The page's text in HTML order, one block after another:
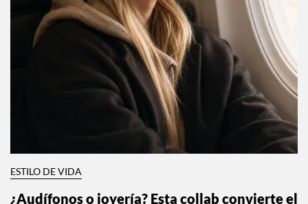
ESTILO DE VIDA
¿Audífonos o joyería? Esta collab convierte el